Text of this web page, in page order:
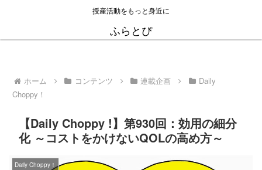
授産活動をもっと身近に
ふらとぴ
ホーム コンテンツ 連載企画
Daily
Choppy！
【Daily Choppy !】第930回：効用の細分
化 ～コストをかけないQOLの高め方～
Daily Choppy！